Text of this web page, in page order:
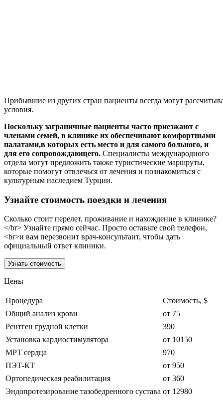
Прибывшие из других стран пациенты всегда могут
условия.
Поскольку заграничные пациенты часто приезжают с
членами семей, в клинике их обеспечивают комфортными
палатами,в которых есть место и для самого больного, и
для его сопровождающего. Специалисты международного
отдела могут предложить также туристические маршруты,
которые помогут отвлечься от лечения и познакомиться с
культурным наследием Турции.
Узнайте стоимость поездки и лечения
Сколько стоит перелет, проживание и нахождение в клинике?
</br> Узнайте прямо сейчас. Просто оставьте свой телефон,
<br>и вам перезвонит врач-консультант, чтобы дать
официальный ответ клиники.
Узнать стоимость
Цены
Процедура
Стоимость, $
Общий анализ крови
от 75
Рентген грудной клетки
390
Установка кардиостимулятора
от 10150
МРТ сердца
970
ПЭТ-КТ
от 950
Ортопедическая реабилитация
от 360
Эндопротезирование тазобедренного сустава от 12980